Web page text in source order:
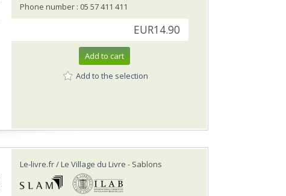
Phone number : 05 57 411 411
EUR14.90
Add to cart
Add to the selection
Le-livre.fr / Le Village du Livre - Sablons